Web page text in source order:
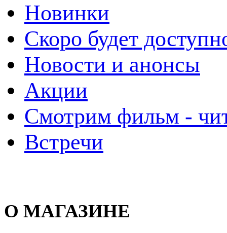
Новинки
Скоро будет
Новости и анонсы
Акции
Смотрим фильм -
Встречи
О МАГАЗИНЕ